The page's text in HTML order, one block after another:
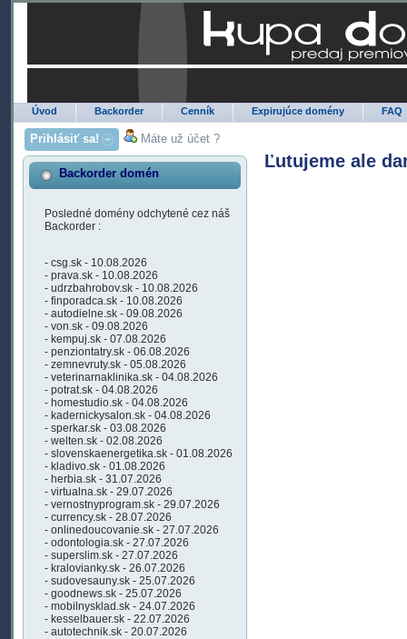
Úvod Backorder Cenník Expirujúce domény FAQ
Prihlásiť sa! Máte už účet ?
Backorder domén
Posledné domény odchytené cez náš
Backorder :
- csg.sk - 10.08.2026
- prava.sk - 10.08.2026
- udrzbahrobov.sk - 10.08.2026
- finporadca.sk - 10.08.2026
- autodielne.sk - 09.08.2026
- von.sk - 09.08.2026
- kempuj.sk - 07.08.2026
- penziontatry.sk - 06.08.2026
- zemnevruty.sk - 05.08.2026
- veterinarnaklinika.sk - 04.08.2026
- potrat.sk - 04.08.2026
- homestudio.sk - 04.08.2026
- kadernickysalon.sk - 04.08.2026
- sperkar.sk - 03.08.2026
- welten.sk - 02.08.2026
- slovenskaenergetika.sk - 01.08.2026
- kladivo.sk - 01.08.2026
- herbia.sk - 31.07.2026
- virtualna.sk - 29.07.2026
- vernostnyprogram.sk - 29.07.2026
- currency.sk - 28.07.2026
- onlinedoucovanie.sk - 27.07.2026
- odontologia.sk - 27.07.2026
- superslim.sk - 27.07.2026
- kralovianky.sk - 26.07.2026
- sudovesauny.sk - 25.07.2026
- goodnews.sk - 25.07.2026
- mobilnysklad.sk - 24.07.2026
- kesselbauer.sk - 22.07.2026
- autotechnik.sk - 20.07.2026
Ľutujeme ale